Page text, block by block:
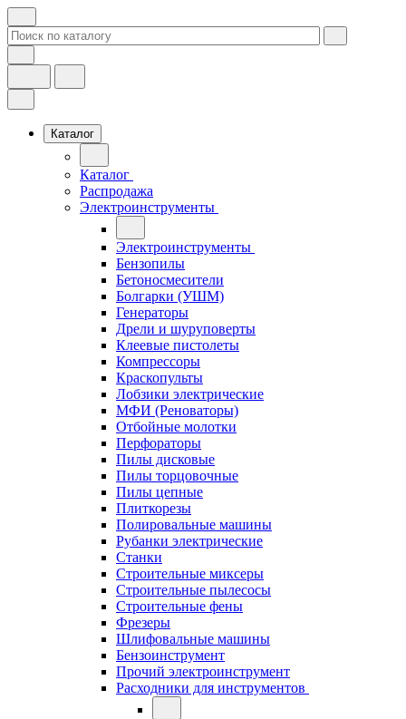
Каталог
Каталог
Распродажа
Электроинструменты
Электроинструменты
Бензопилы
Бетоносмесители
Болгарки (УШМ)
Генераторы
Дрели и шуруповерты
Клеевые пистолеты
Компрессоры
Краскопульты
Лобзики электрические
МФИ (Реноваторы)
Отбойные молотки
Перфораторы
Пилы дисковые
Пилы торцовочные
Пилы цепные
Плиткорезы
Полировальные машины
Рубанки электрические
Станки
Строительные миксеры
Строительные пылесосы
Строительные фены
Фрезеры
Шлифовальные машины
Бензоинструмент
Прочий электроинструмент
Расходники для инструментов